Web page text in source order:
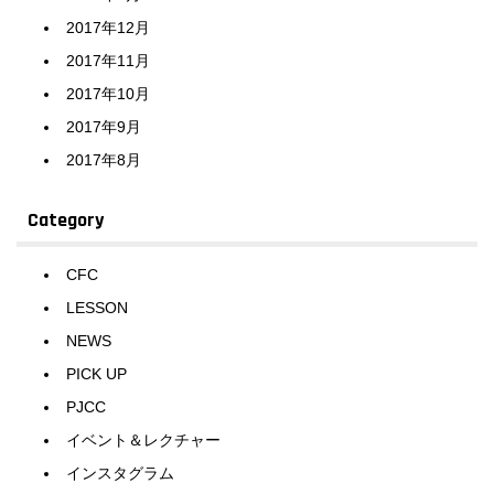
2017年12月
2017年11月
2017年10月
2017年9月
2017年8月
Category
CFC
LESSON
NEWS
PICK UP
PJCC
イベント＆レクチャー
インスタグラム